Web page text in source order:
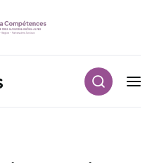
Navigation principale